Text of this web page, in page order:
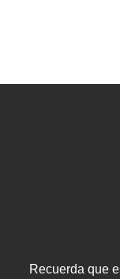
Recuerda que